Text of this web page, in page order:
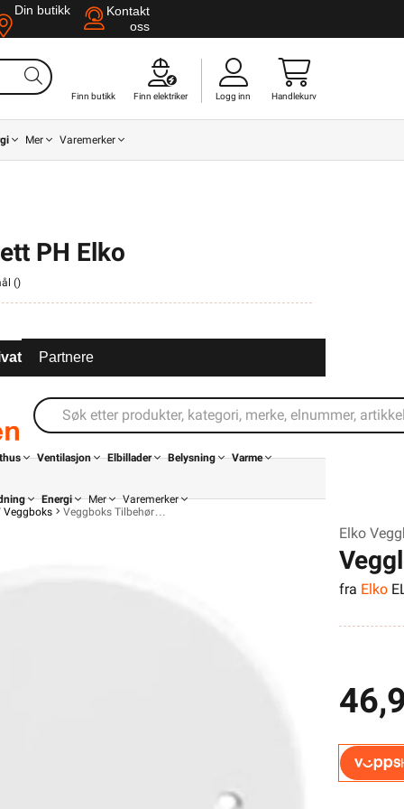
Din butikk
Kontakt
oss
Finn butikk Finn elektriker Logg inn Handlekurv
Mer Varemerker
PH Elko
()
Partnere
Ventilasjon Elbillader Belysning Varme
Energi Mer
Varemerker
Veggboks Veggboks Tilbehør
Elko
fra Elko